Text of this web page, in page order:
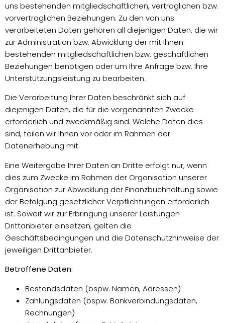
uns bestehenden mitgliedschaftlichen, vertraglichen bzw.
vorvertraglichen Beziehungen. Zu den von uns
verarbeiteten Daten gehören all diejenigen Daten, die wir
zur Administration bzw. Abwicklung der mit Ihnen
bestehenden mitgliedschaftlichen bzw. geschäftlichen
Beziehungen benötigen oder um Ihre Anfrage bzw. Ihre
Unterstützungsleistung zu bearbeiten.
Die Verarbeitung Ihrer Daten beschränkt sich auf
diejenigen Daten, die für die vorgenannten Zwecke
erforderlich und zweckmäßig sind. Welche Daten dies
sind, teilen wir Ihnen vor oder im Rahmen der
Datenerhebung mit.
Eine Weitergabe Ihrer Daten an Dritte erfolgt nur, wenn
dies zum Zwecke im Rahmen der Organisation unserer
Organisation zur Abwicklung der Finanzbuchhaltung sowie
der Befolgung gesetzlicher Verpflichtungen erforderlich
ist. Soweit wir zur Erbringung unserer Leistungen
Drittanbieter einsetzen, gelten die
Geschäftsbedingungen und die Datenschutzhinweise der
jeweiligen Drittanbieter.
Betroffene Daten:
Bestandsdaten (bspw. Namen, Adressen)
Zahlungsdaten (bspw. Bankverbindungsdaten,
Rechnungen)